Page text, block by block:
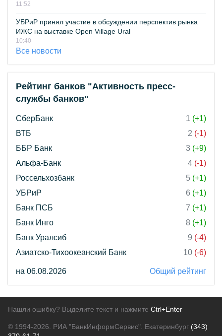
11:52
УБРиР принял участие в обсуждении перспектив рынка
ИЖС на выставке Open Village Ural
10:40
Все новости
Рейтинг банков "Активность пресс-
службы банков"
СберБанк 1 (+1)
ВТБ
2 (-1)
ББР Банк
3 (+9)
Альфа-Банк
4 (-1)
Россельхозбанк
5 (+1)
УБРиР
6 (+1)
Банк ПСБ
7 (+1)
Банк Инго
8 (+1)
Банк Уралсиб
9 (-4)
Азиатско-Тихоокеанский Банк
10 (-6)
на 06.08.2026 Общий рейтинг
Нашли ошибку? Выделите текст и нажмите Ctrl+Enter
© 1994-2026. РИА "БанкИнформСервис". Екатеринбург (343)